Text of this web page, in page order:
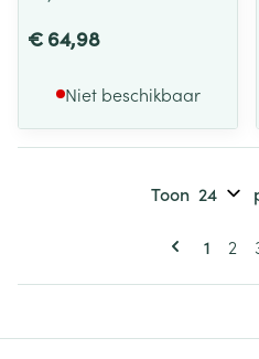
€ 64,98
Niet beschikbaar
U lees
1 2
Toon